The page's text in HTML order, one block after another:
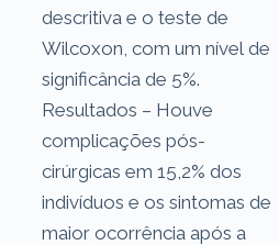
descritiva e o teste de
Wilcoxon, com um nível de
significância de 5%.
Resultados – Houve
complicações pós-
cirúrgicas em 15,2% dos
indivíduos e os sintomas de
maior ocorrência após a